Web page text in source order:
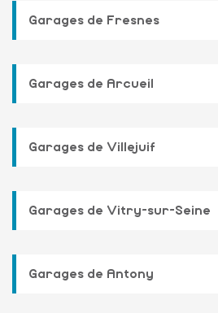
Garages de Fresnes
Garages de Arcueil
Garages de Villejuif
Garages de Vitry-sur-Seine
Garages de Antony